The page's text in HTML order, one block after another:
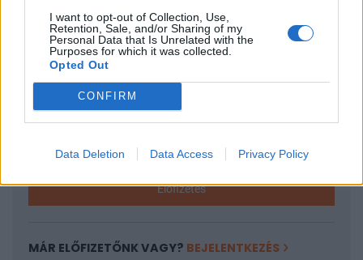
I want to opt-out of Collection, Use,
Retention, Sale, and/or Sharing of my
Personal Data that Is Unrelated with the
Purposes for which it was collected.
Opted Out
CONFIRM
Data Deletion Data Access Privacy Policy
A keresett cikk a portfolio.hu hírarchívumához
tartozik, melynek olvasása előfizetéses
regisztrációhoz kötött.
Az előfizetés a következőket tartalmazza:
Portfolio.hu teljes cikkarchívum
Kötéslisták: BÉT elmúlt 2 év napon belüli
kötéslistái
Előfizetés
MÁR ELŐFIZETŐNK VAGY? BEJELENTKEZÉS